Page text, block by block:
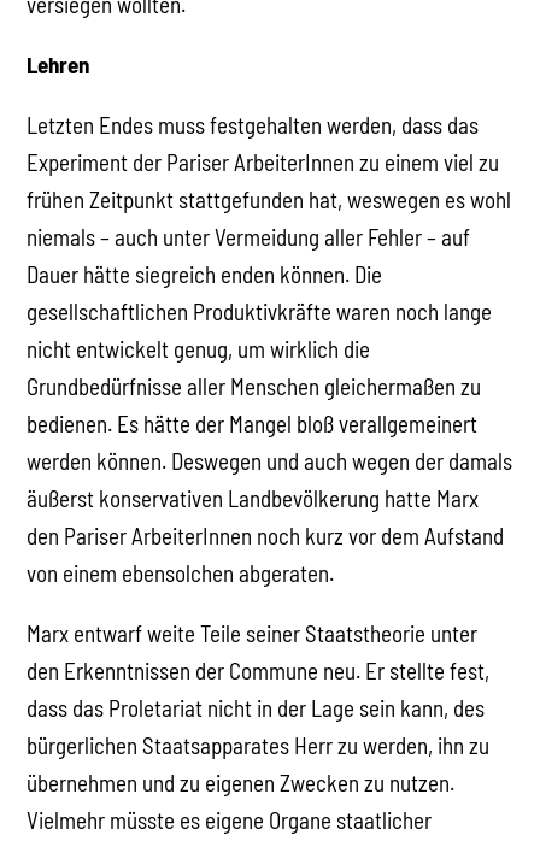
Lehren
Letzten Endes muss festgehalten werden, dass das
Experiment der Pariser ArbeiterInnen zu einem viel zu
frühen Zeitpunkt stattgefunden hat, weswegen es wohl
niemals – auch unter Vermeidung aller Fehler – auf
Dauer hätte siegreich enden können. Die
gesellschaftlichen Produktivkräfte waren noch lange
nicht entwickelt genug, um wirklich die
Grundbedürfnisse aller Menschen gleichermaßen zu
bedienen. Es hätte der Mangel bloß verallgemeinert
werden können. Deswegen und auch wegen der damals
äußerst konservativen Landbevölkerung hatte Marx
den Pariser ArbeiterInnen noch kurz vor dem Aufstand
von einem ebensolchen abgeraten.
Marx entwarf weite Teile seiner Staatstheorie unter
den Erkenntnissen der Commune neu. Er stellte fest,
dass das Proletariat nicht in der Lage sein kann, des
bürgerlichen Staatsapparates Herr zu werden, ihn zu
übernehmen und zu eigenen Zwecken zu nutzen.
Vielmehr müsste es eigene Organe staatlicher